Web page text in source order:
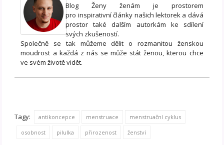
Blog Ženy ženám je prostorem
pro inspirativní články našich lektorek a dává
prostor také dalším autorkám ke sdílení
svých zkušeností.
Společně se tak můžeme dělit o rozmanitou ženskou
moudrost a každá z nás se může stát ženou, kterou chce
ve svém životě vidět.
Tagy: antikoncepce menstruace menstruační cyklus
osobnost pilulka přirozenost ženství